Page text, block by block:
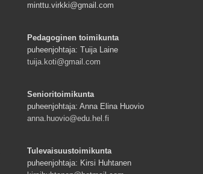
minttu.virkki@gmail.com
Pedagoginen toimikunta
puheenjohtaja: Tuija Laine
tuija.koti@gmail.com
Senioritoimikunta
puheenjohtaja: Anna Elina Huovio
anna.huovio@edu.hel.fi
Tulevaisuustoimikunta
puheenjohtaja: Kirsi Huhtanen